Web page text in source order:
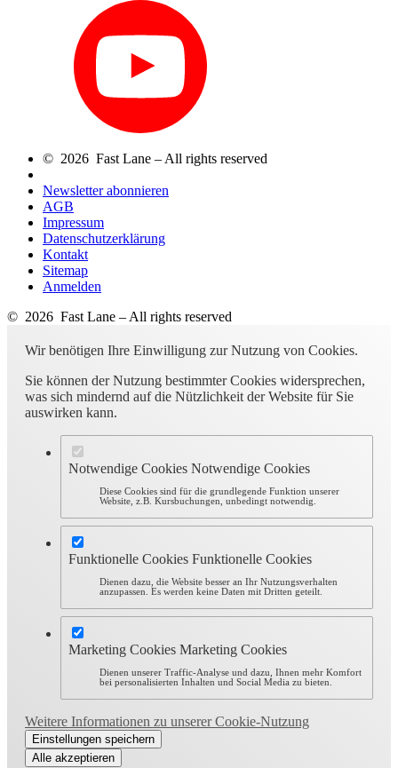
© 2026 Fast Lane – All rights reserved
Newsletter abonnieren
AGB
Impressum
Datenschutzerklärung
Kontakt
Sitemap
Anmelden
© 2026 Fast Lane – All rights reserved
Wir benötigen Ihre Einwilligung zur Nutzung von Cookies.
Sie können der Nutzung bestimmter Cookies widersprechen,
was sich mindernd auf die Nützlichkeit der Website für Sie
auswirken kann.
Notwendige Cookies Notwendige Cookies
Diese Cookies sind für die grundlegende Funktion unserer
Website, z.B. Kursbuchungen, unbedingt notwendig.
Funktionelle Cookies Funktionelle Cookies
Dienen dazu, die Website besser an Ihr Nutzungsverhalten
anzupassen. Es werden keine Daten mit Dritten geteilt.
Marketing Cookies Marketing Cookies
Dienen unserer Traffic-Analyse und dazu, Ihnen mehr Komfort
bei personalisierten Inhalten und Social Media zu bieten.
Weitere Informationen zu unserer Cookie-Nutzung